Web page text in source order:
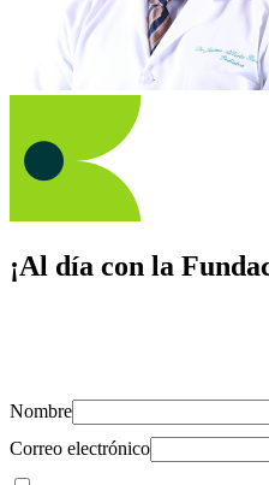
¡Al día con la
Nombre
Correo electrónico